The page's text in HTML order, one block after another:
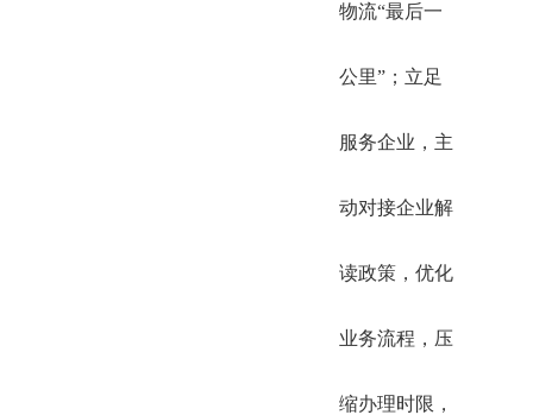
物流“最后一
公里”；立足
服务企业，主
动对接企业解
读政策，优化
业务流程，压
缩办理时限，